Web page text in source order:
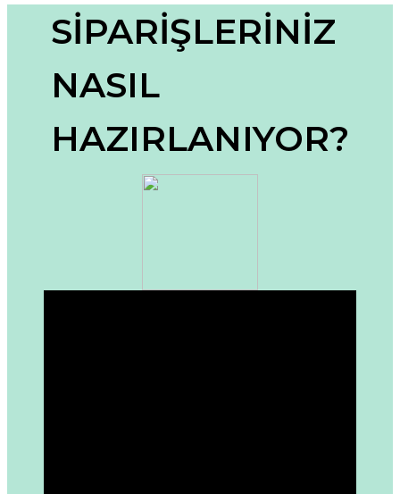
Görüş ve önerileriniz için teşekkür ederiz.
Ürün resmi kalitesiz, bozuk veya görüntülenemiyor.
Ürün açıklamasında eksik bilgiler bulunuyor.
Ürün fiyatı diğer sitelerden daha pahalı.
Bu ürüne benzer farklı alternatifler olmalı.
SİPARİŞLERİNİZ
NASIL
HAZIRLANIYOR?